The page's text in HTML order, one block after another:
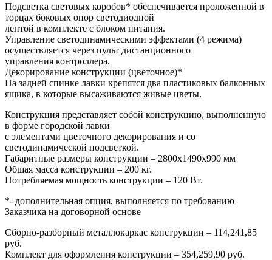
Подсветка световых коробов* обеспечивается проложенной в
торцах боковых опор светодиодной
лентой в комплекте с блоком питания.
Управление светодинамическими эффектами (4 режима)
осуществляется через пульт дистанционного
управления контроллера.
Декорирование конструкции (цветочное)*
На задней спинке лавки крепятся два пластиковых балконных
ящика, в которые высаживаются живые цветы.
Конструкция представляет собой конструкцию, выполненную
в форме городской лавки
с элементами цветочного декорирования и со
светодинамической подсветкой.
Габаритные размеры конструкции – 2800х1490х990 мм
Общая масса конструкции – 200 кг.
Потребляемая мощность конструкции – 120 Вт.
*- дополнительная опция, выполняется по требованию
Заказчика на договорной основе
Сборно-разборный металлокаркас конструкции – 114,241,85
руб.
Комплект для оформления конструкции – 354,259,90 руб.